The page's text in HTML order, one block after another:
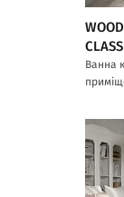
Ванна